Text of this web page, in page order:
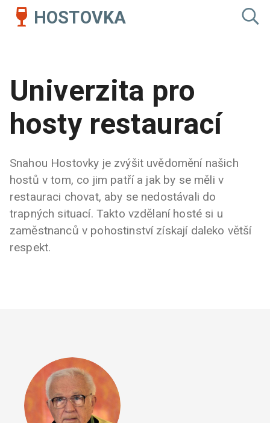
HOSTOVKA
Univerzita pro
hosty restaurací
Snahou Hostovky je zvýšit uvědomění našich
hostů v tom, co jim patří a jak by se měli v
restauraci chovat, aby se nedostávali do
trapných situací. Takto vzdělaní hosté si u
zaměstnanců v pohostinství získají daleko větší
respekt.